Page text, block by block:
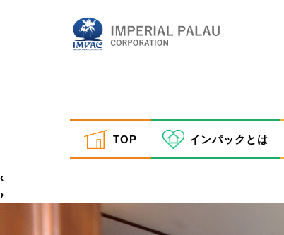
TOP インパックとは
|
2021年2月22日
Return to ホテル・宿泊案内
‹
›